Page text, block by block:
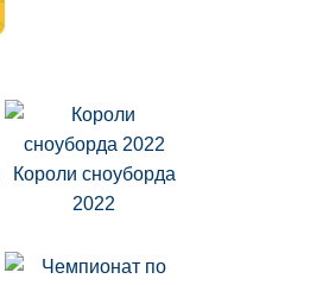
Короли сноуборда
2022